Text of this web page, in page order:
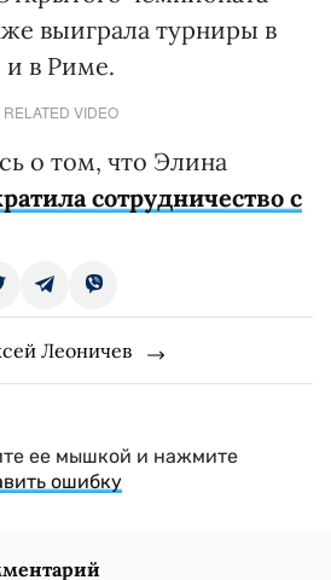
выиграла турниры в
и в Риме.
RELATED VIDEO
о том, что Элина
сотрудничество с
Леоничев
ее мышкой и нажмите
ошибку